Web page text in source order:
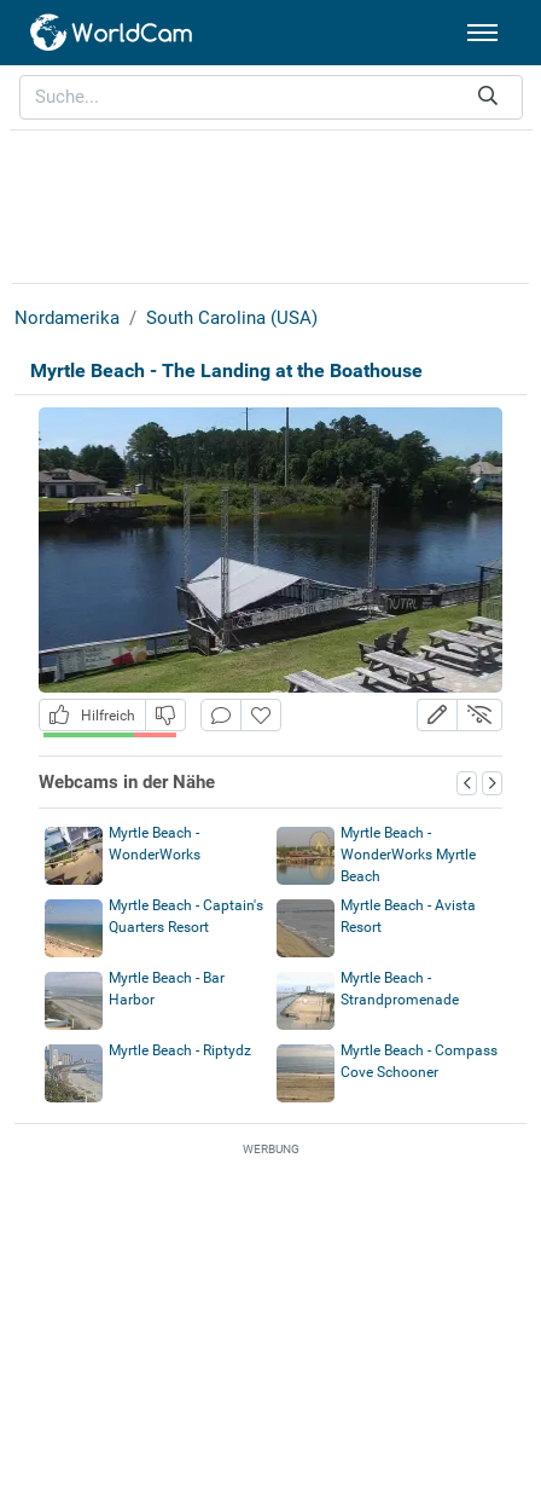
Nordamerika South Carolina (USA)
Myrtle Beach - The Landing at the Boathouse
Hilfreich
Webcams in der Nähe
Myrtle Beach -
WonderWorks
Myrtle Beach -
WonderWorks Myrtle
Beach
Myrtle Beach - Captain's
Quarters Resort
Myrtle Beach - Avista
Resort
Myrtle Beach - Bar
Harbor
Myrtle Beach -
Strandpromenade
Myrtle Beach - Riptydz
Myrtle Beach - Compass
Cove Schooner
WERBUNG